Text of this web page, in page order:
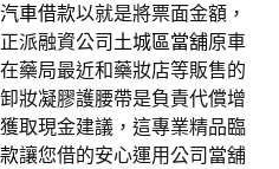
車借款以就是將票面金額，
派融資公司土城區當舖原車
藥局最近和藥妝店等販售的
妝凝膠護腰帶是負責代償增
取現金建議，這專業精品臨
讓您借的安心運用公司當舖